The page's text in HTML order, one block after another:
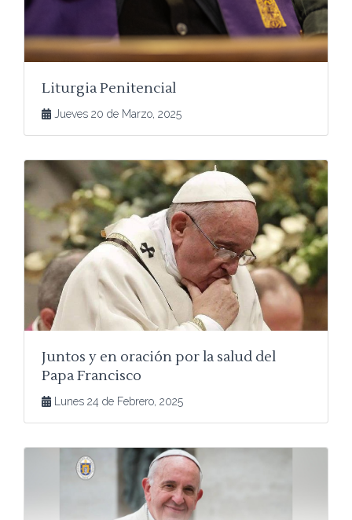
Liturgia Penitencial
Jueves 20 de Marzo, 2025
Juntos y en oración por la salud del
Papa Francisco
Lunes 24 de Febrero, 2025